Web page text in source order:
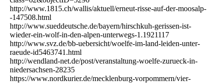
http://www.1815.ch/wallis/aktuell/erneut-risse-auf-der-moosalp-
-147508.html
http://www.sueddeutsche.de/bayern/hirschkuh-gerissen-ist-
wieder-ein-wolf-in-den-alpen-unterwegs-1.1921117
http://www.svz.de/bb-uebersicht/woelfe-im-land-leiden-unter-
raeude-id5463741.html
http://wendland-net.de/post/veranstaltung-woelfe-zurueck-in-
niedersachsen-28235
https://www.nordkurier.de/mecklenburg-vorpommern/vier-